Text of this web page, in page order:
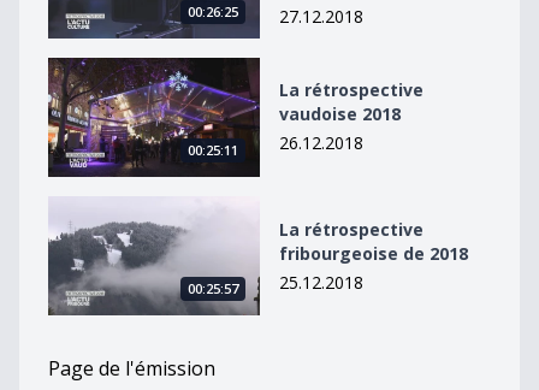
00:26:25
27.12.2018
La rétrospective vaudoise 2018
00:25:11
La rétrospective
vaudoise 2018
26.12.2018
00:25:57
La rétrospective
fribourgeoise de 2018
25.12.2018
Page de l'émission